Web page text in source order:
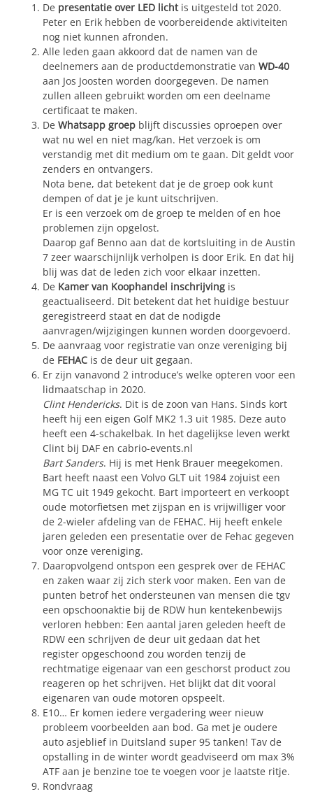
De presentatie over LED lichtis uitgesteld tot 2020.
Peter en Erik hebben de voorbereidende aktiviteiten
nog niet kunnen afronden.
Alle leden gaan akkoord dat de namen van de
deelnemers aan de productdemonstratie van WD-40
aan Jos Joosten worden doorgegeven. De namen
zullen alleen gebruikt worden om een deelname
certificaat te maken.
De Whatsapp groep blijft discussies oproepen over
wat nu wel en niet mag/kan. Het verzoek is om
verstandig met dit medium om te gaan. Dit geldt voor
zenders en ontvangers.
Nota bene, dat betekent dat je de groep ook kunt
dempen of dat je je kunt uitschrijven.
Er is een verzoek om de groep te melden of en hoe
problemen zijn opgelost.
Daarop gaf Benno aan dat de kortsluiting in de Austin
7 zeer waarschijnlijk verholpen is door Erik. En dat hij
blij was dat de leden zich voor elkaar inzetten.
De Kamer van Koophandel inschrijving is
geactualiseerd. Dit betekent dat het huidige bestuur
geregistreerd staat en dat de nodigde
aanvragen/wijzigingen kunnen worden doorgevoerd.
De aanvraag voor registratie van onze vereniging bij
de FEHAC is de deur uit gegaan.
Er zijn vanavond 2 introduce’s welke opteren voor een
lidmaatschap in 2020.
Clint Hendericks. Dit is de zoon van Hans. Sinds kort
heeft hij een eigen Golf MK2 1.3 uit 1985. Deze auto
heeft een 4-schakelbak. In het dagelijkse leven werkt
Clint bij DAF en cabrio-events.nl
Bart Sanders. Hij is met Henk Brauer meegekomen.
Bart heeft naast een Volvo GLT uit 1984 zojuist een
MG TC uit 1949 gekocht. Bart importeert en verkoopt
oude motorfietsen met zijspan en is vrijwilliger voor
de 2-wieler afdeling van de FEHAC. Hij heeft enkele
jaren geleden een presentatie over de Fehac gegeven
voor onze vereniging.
Daaropvolgend ontspon een gesprek over de FEHAC
en zaken waar zij zich sterk voor maken. Een van de
punten betrof het ondersteunen van mensen die tgv
een opschoonaktie bij de RDW hun kentekenbewijs
verloren hebben: Een aantal jaren geleden heeft de
RDW een schrijven de deur uit gedaan dat het
register opgeschoond zou worden tenzij de
rechtmatige eigenaar van een geschorst product zou
reageren op het schrijven. Het blijkt dat dit vooral
eigenaren van oude motoren opspeelt.
E10… Er komen iedere vergadering weer nieuw
probleem voorbeelden aan bod. Ga met je oudere
auto asjeblief in Duitsland super 95 tanken! Tav de
opstalling in de winter wordt geadviseerd om max 3%
ATF aan je benzine toe te voegen voor je laatste ritje.
Rondvraag